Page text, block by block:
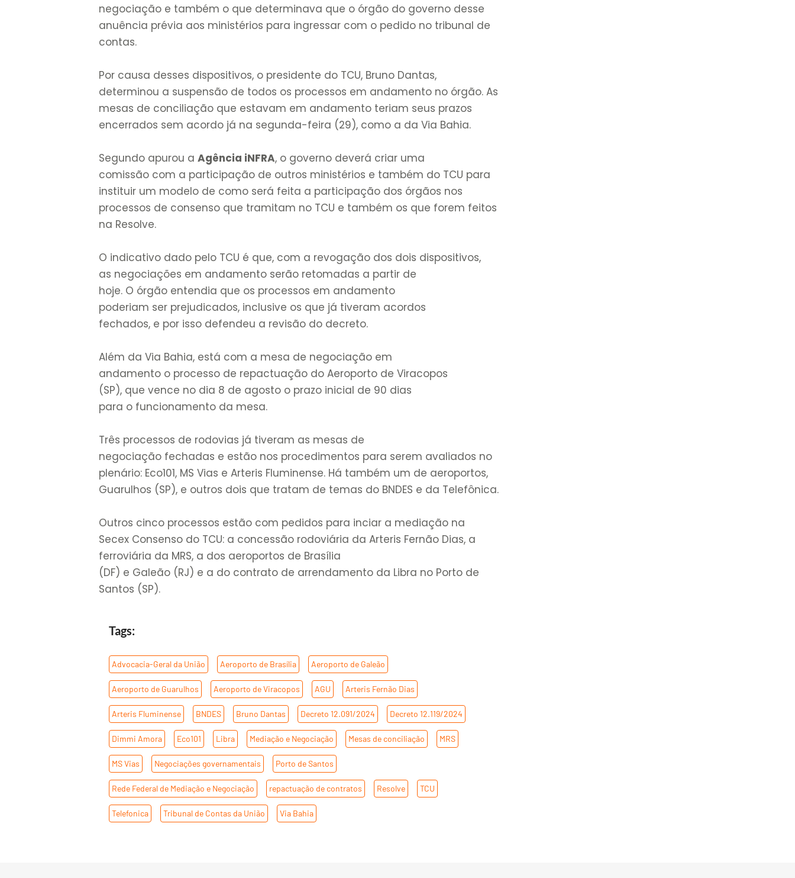
negociação e também o que determinava que o órgão do governo desse
anuência prévia aos ministérios para ingressar com o pedido no tribunal de
contas.
Por causa desses dispositivos, o presidente do TCU, Bruno Dantas,
determinou a suspensão de todos os processos em andamento no órgão. As
mesas de conciliação que estavam em andamento teriam seus prazos
encerrados sem acordo já na segunda-feira (29), como a da Via Bahia.
Segundo apurou aAgência iNFRA, o governo deverá criar uma
comissão com a participação de outros ministérios e também do TCU para
instituir um modelo de como será feita a participação dos órgãos nos
processos de consenso que tramitam no TCU e também os que forem feitos
na Resolve.
O indicativo dado pelo TCU é que, com a revogação dos dois dispositivos,
as negociações em andamento serão retomadas a partir de
hoje. O órgão entendia que os processos em andamento
poderiam ser prejudicados, inclusive os que já tiveram acordos
fechados, e por isso defendeu a revisão do decreto.
Além da Via Bahia, está com a mesa de negociação em
andamento o processo de repactuação do Aeroporto de Viracopos
(SP), que vence no dia 8 de agosto o prazo inicial de 90 dias
para o funcionamento da mesa.
Três processos de rodovias já tiveram as mesas de
negociação fechadas e estão nos procedimentos para serem avaliados no
plenário: Eco101, MS Vias e Arteris Fluminense. Há também um de aeroportos,
Guarulhos (SP), e outros dois que tratam de temas do BNDES e da Telefônica.
Outros cinco processos estão com pedidos para inciar a mediação na
Secex Consenso do TCU: a concessão rodoviária da Arteris Fernão Dias, a
ferroviária da MRS, a dos aeroportos de Brasília
(DF) e Galeão (RJ) e a do contrato de arrendamento da Libra no Porto de
Santos (SP).
Tags:
Advocacia-Geral da União Aeroporto de Brasília Aeroporto de Galeão
Aeroporto de Guarulhos Aeroporto de Viracopos AGU Arteris Fernão Dias
Arteris Fluminense BNDES Bruno Dantas Decreto 12.091/2024 Decreto 12.119/2024
Dimmi Amora Eco101 Libra Mediação e Negociação Mesas de conciliação MRS
MS Vias Negociações governamentais Porto de Santos
Rede Federal de Mediação e Negociação repactuação de contratos Resolve TCU
Telefonica Tribunal de Contas da União Via Bahia